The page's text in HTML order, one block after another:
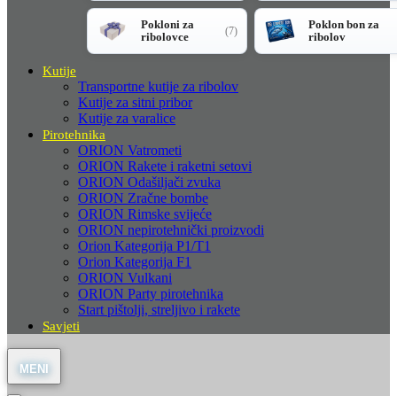
Pokloni za
ribolovce
(7)
Poklon bon za
ribolov
Kutije
Transportne kutije za ribolov
Kutije za sitni pribor
Kutije za varalice
Pirotehnika
ORION Vatrometi
ORION Rakete i raketni setovi
ORION Odašiljači zvuka
ORION Zračne bombe
ORION Rimske svijeće
ORION nepirotehnički proizvodi
Orion Kategorija P1/T1
Orion Kategorija F1
ORION Vulkani
ORION Party pirotehnika
Start pištolji, streljivo i rakete
Savjeti